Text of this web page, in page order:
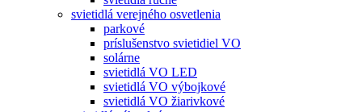
svietidlá verejného osvetlenia
parkové
príslušenstvo svietidiel VO
solárne
svietidlá VO LED
svietidlá VO výbojkové
svietidlá VO žiarivkové